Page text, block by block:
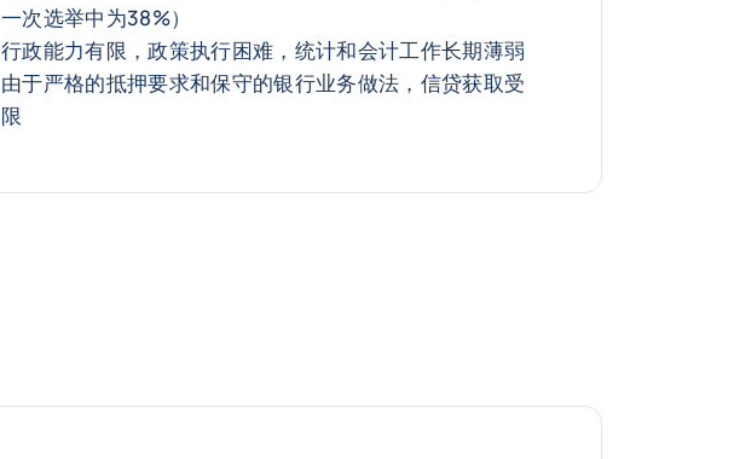
一次选举中为38%）
行政能力有限，政策执行困难，统计和会计工作长期薄弱
由于严格的抵押要求和保守的银行业务做法，信贷获取受
限